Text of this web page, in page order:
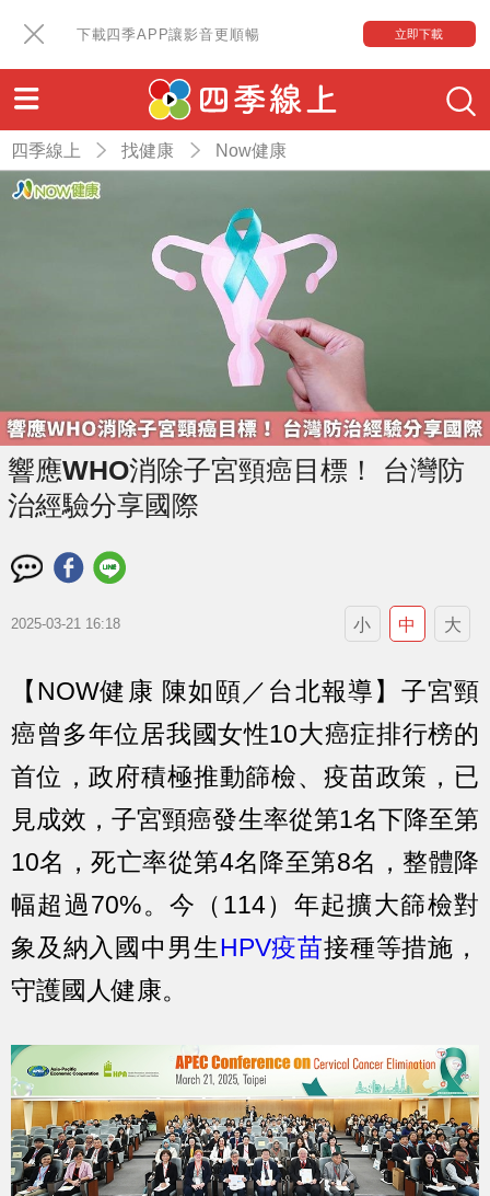
下載四季APP讓影音更順暢 立即下載
四季線上 找健康 Now健康
響應WHO消除子宮頸癌目標！ 台灣防
治經驗分享國際
2025-03-21 16:18 小 中 大
【NOW健康 陳如頤／台北報導】子宮頸
癌曾多年位居我國女性10大癌症排行榜的
首位，政府積極推動篩檢、疫苗政策，已
見成效，子宮頸癌發生率從第1名下降至第
10名，死亡率從第4名降至第8名，整體降
幅超過70%。今（114）年起擴大篩檢對
象及納入國中男生HPV疫苗接種等措施，
守護國人健康。